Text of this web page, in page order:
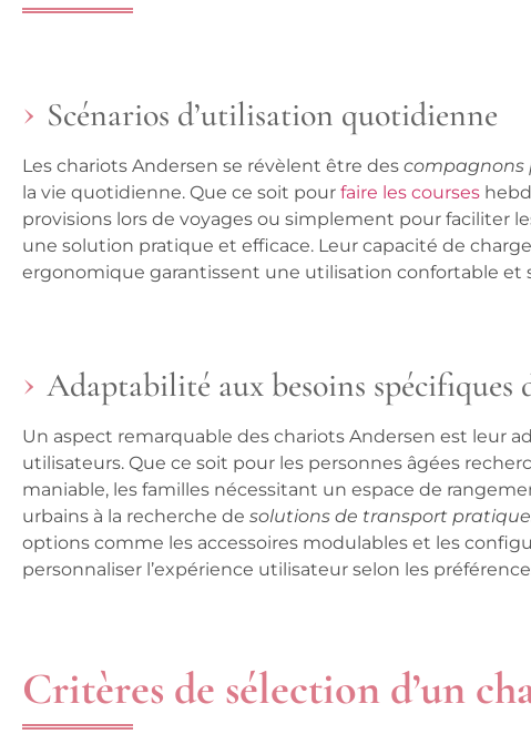
Scénarios d’utilisation quotidienne
Les chariots Andersen se révèlent être des compagnons
la vie quotidienne. Que ce soit pour faire les courses
provisions lors de voyages ou simplement pour faciliter
une solution pratique et efficace. Leur capacité de
ergonomique garantissent une utilisation confortable et
Adaptabilité aux besoins spécifiques
Un aspect remarquable des chariots Andersen est leur
utilisateurs. Que ce soit pour les personnes âgées
maniable, les familles nécessitant un espace de
urbains à la recherche de solutions de transport
options comme les accessoires modulables et les
personnaliser l’expérience utilisateur selon les
Critères de sélection d’un